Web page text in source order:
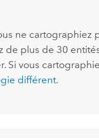
ne cartographiez
de plus de 30
Si vous
différent.